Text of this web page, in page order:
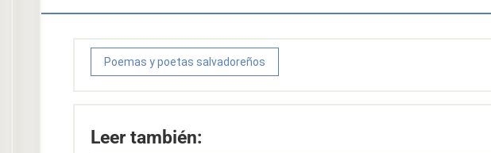
Poemas y poetas salvadoreños
Leer también: